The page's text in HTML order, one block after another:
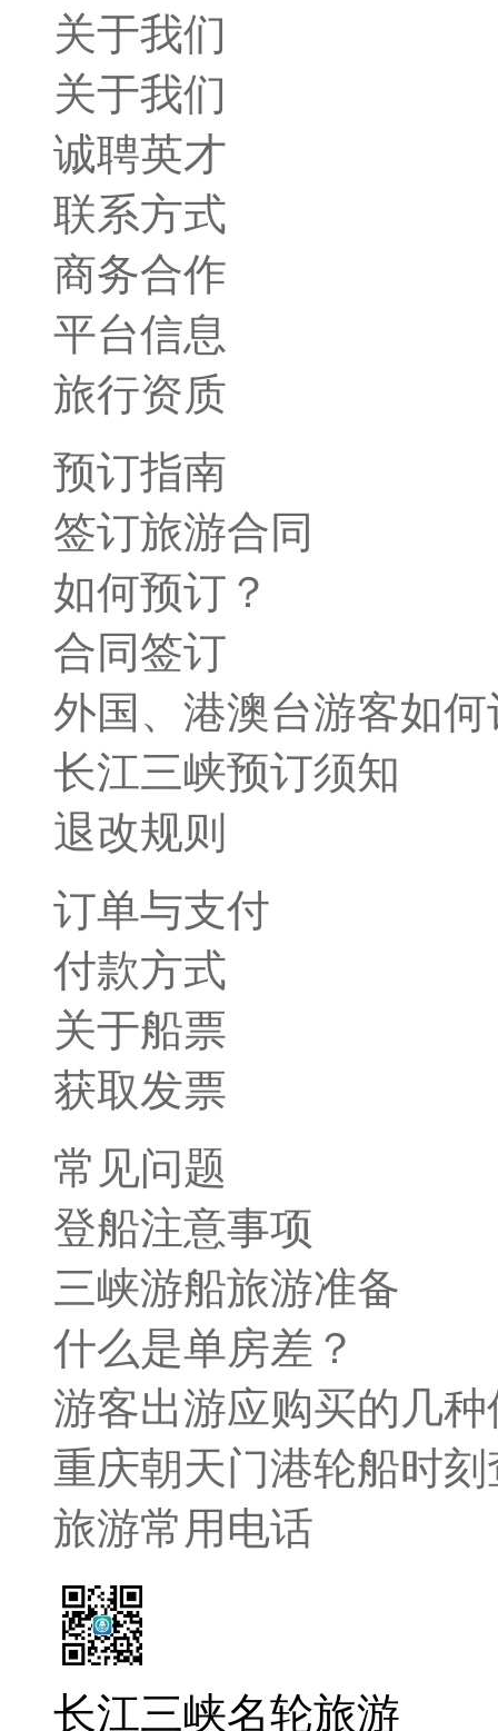
关于我们
关于我们
诚聘英才
联系方式
商务合作
平台信息
旅行资质
预订指南
签订旅游合同
如何预订？
合同签订
外国、港澳台游客如何
长江三峡预订须知
退改规则
订单与支付
付款方式
关于船票
获取发票
常见问题
登船注意事项
三峡游船旅游准备
什么是单房差？
游客出游应购买的几种
重庆朝天门港轮船时
旅游常用电话
长江三峡名轮旅游